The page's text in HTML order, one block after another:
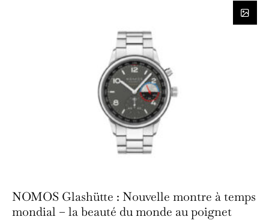
NOMOS Glashütte : Nouvelle montre à temps
mondial – la beauté du monde au poignet